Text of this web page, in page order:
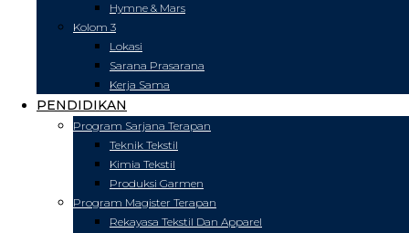
Hymne & Mars
Kolom 3
Lokasi
Sarana Prasarana
Kerja Sama
PENDIDIKAN
Program Sarjana Terapan
Teknik Tekstil
Kimia Tekstil
Produksi Garmen
Program Magister Terapan
Rekayasa Tekstil Dan Apparel